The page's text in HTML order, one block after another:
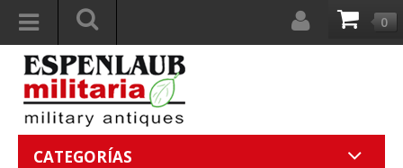
0
CATEGORÍAS